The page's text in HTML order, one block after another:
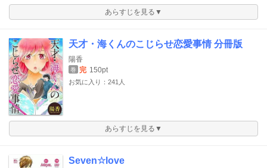
あらすじを見る▼
天才・海くんのこじらせ恋愛事情 分冊版
陽香
巻 完 150pt
お気に入り：241人
あらすじを見る▼
Seven☆love